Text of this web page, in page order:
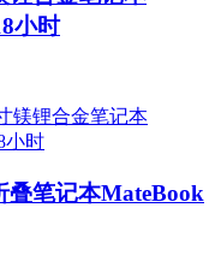
小时
叠笔记本MateBook